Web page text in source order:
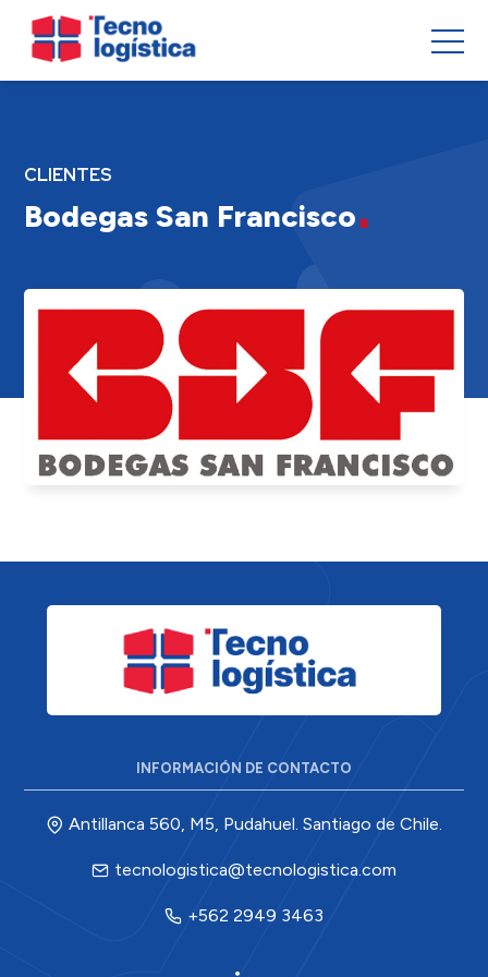
CLIENTES
Bodegas San Francisco
INFORMACIÓN DE CONTACTO
Antillanca 560, M5, Pudahuel. Santiago de Chile.
tecnologistica@tecnologistica.com
+562 2949 3463